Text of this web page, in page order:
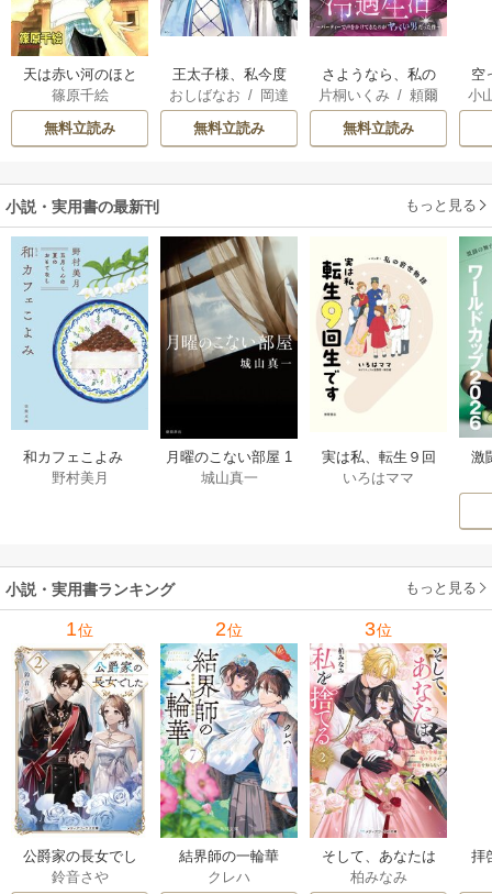
天は赤い河のほと
り
篠原千絵
無料立読み
王太子様、私今度
こそあなたに殺さ
れたくないんで
す！ ～聖女に嵌め
二度目は串刺し回
おしばなお / 岡達
英茉
/ 先崎真琴
無料立読み
さようなら、私の
冷遇生活 ～パーテ
ィーで声をかけて
きたのがヤバい男
片桐いくみ /頼爾
無料立読み
空
小
小説・実用書の最新刊 もっと見る
和カフェこよみ
五月くんの夏のお
野村美月
月曜のこない部屋 1
巻
城山真一
実は私、転生９回
生です マンガ
いろはママ
激
小説・実用書ランキング もっと見る
1位
公爵家の長女でし
た
鈴音さや
2位
結界師の一輪華
クレハ
3位
そして、あなたは
私を捨てる
柏みなみ
拝